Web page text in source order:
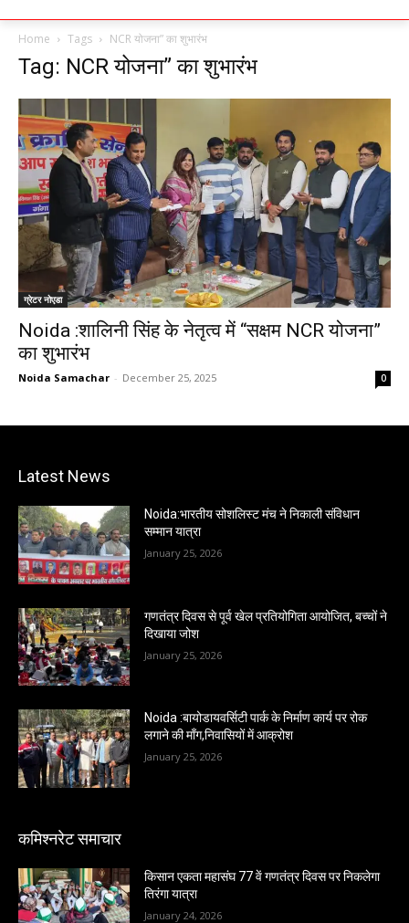
Home Tags NCR योजना” का शुभारंभ
Tag: NCR योजना” का शुभारंभ
ग्रेटर नोएडा
Noida :शालिनी सिंह के नेतृत्व में “सक्षम NCR योजना”
का शुभारंभ
Noida Samachar - December 25, 2025 0
Latest News
Noida:भारतीय सोशलिस्ट मंच ने निकाली संविधान
सम्मान यात्रा
January 25, 2026
गणतंत्र दिवस से पूर्व खेल प्रतियोगिता आयोजित, बच्चों ने
दिखाया जोश
January 25, 2026
Noida :बायोडायवर्सिटी पार्क के निर्माण कार्य पर रोक
लगाने की माँग,निवासियों में आक्रोश
January 25, 2026
कमिश्नरेट समाचार
किसान एकता महासंघ 77 वें गणतंत्र दिवस पर निकलेगा
तिरंगा यात्रा
January 24, 2026